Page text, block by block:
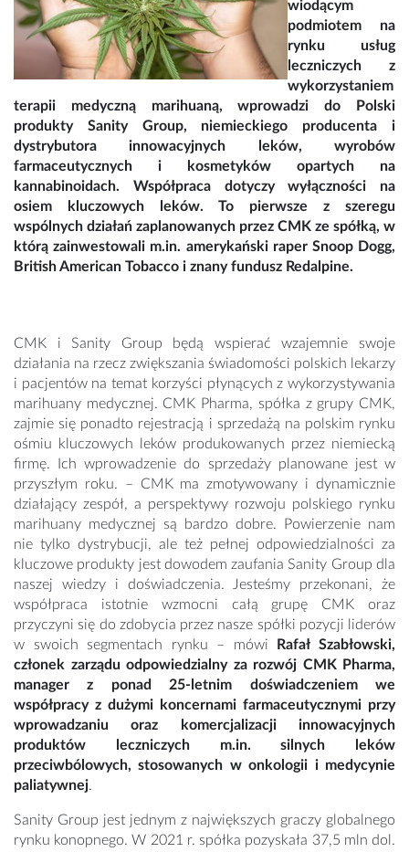
wiodącym
podmiotem na
rynku usług
leczniczych z
wykorzystaniem
terapii medyczną marihuaną, wprowadzi do Polski
produkty Sanity Group, niemieckiego producenta i
dystrybutora innowacyjnych leków, wyrobów
farmaceutycznych i kosmetyków opartych na
kannabinoidach. Współpraca dotyczy wyłączności na
osiem kluczowych leków. To pierwsze z szeregu
wspólnych działań zaplanowanych przez CMK ze spółką, w
którą zainwestowali m.in. amerykański raper Snoop Dogg,
British American Tobacco i znany fundusz Redalpine.
CMK i Sanity Group będą wspierać wzajemnie swoje
działania na rzecz zwiększania świadomości polskich lekarzy
i pacjentów na temat korzyści płynących z wykorzystywania
marihuany medycznej. CMK Pharma, spółka z grupy CMK,
zajmie się ponadto rejestracją i sprzedażą na polskim rynku
ośmiu kluczowych leków produkowanych przez niemiecką
firmę. Ich wprowadzenie do sprzedaży planowane jest w
przyszłym roku. – CMK ma zmotywowany i dynamicznie
działający zespół, a perspektywy rozwoju polskiego rynku
marihuany medycznej są bardzo dobre. Powierzenie nam
nie tylko dystrybucji, ale też pełnej odpowiedzialności za
kluczowe produkty jest dowodem zaufania Sanity Group dla
naszej wiedzy i doświadczenia. Jesteśmy przekonani, że
współpraca istotnie wzmocni całą grupę CMK oraz
przyczyni się do zdobycia przez nasze spółki pozycji liderów
w swoich segmentach rynku – mówi
Rafał Szabłowski,
członek zarządu odpowiedzialny za rozwój CMK Pharma,
manager z ponad 25-letnim doświadczeniem we
współpracy z dużymi koncernami farmaceutycznymi przy
wprowadzaniu oraz komercjalizacji innowacyjnych
produktów leczniczych m.in. silnych leków
przeciwbólowych, stosowanych w onkologii i medycynie
paliatywnej.
Sanity Group jest jednym z największych graczy globalnego
rynku konopnego. W 2021 r. spółka pozyskała 37,5 mln dol.